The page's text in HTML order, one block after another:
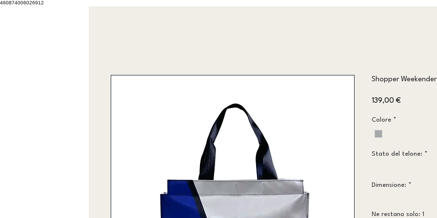
460874006026912
Shopper
139,00 €Prezzo
Colore *
Stato del telone: *
Dimensione: *
Ne restano solo: 1